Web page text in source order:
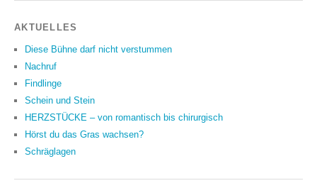
AKTUELLES
Diese Bühne darf nicht verstummen
Nachruf
Findlinge
Schein und Stein
HERZSTÜCKE – von romantisch bis chirurgisch
Hörst du das Gras wachsen?
Schräglagen